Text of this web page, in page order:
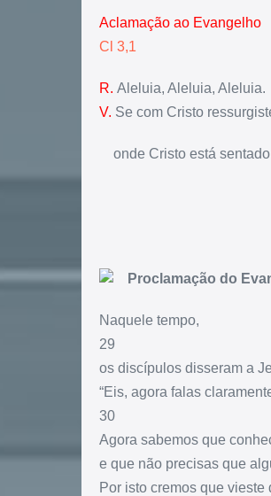
Aclamação ao Evangelho
Cl 3,1
R. Aleluia, Aleluia, Aleluia.
V. Se com Cristo
onde Cristo está
Proclamação do
Naquele tempo,
29
os discípulos disseram a
“Eis, agora falas
30
Agora sabemos que
e que não precisas que
Por isto cremos que vieste